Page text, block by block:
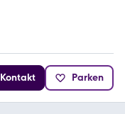
Kontakt Parken